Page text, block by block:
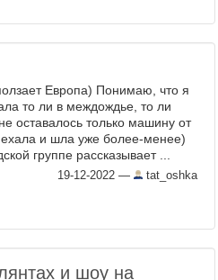
Европа) Понимаю, что я
то ли в междождье, то ли
оставалось только машину от
ехала и шла уже более-менее)
группе рассказывает ...
19-12-2022 — tat_oshka
и шоу на